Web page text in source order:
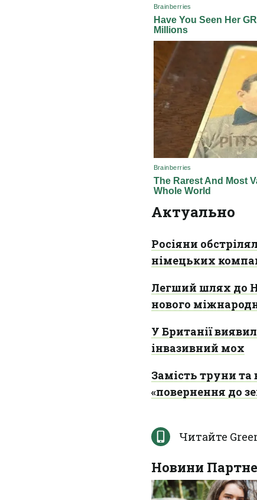
Актуально
Росіяни
німецьких
Легший шлях до
нового
У Британії
інвазивний мох
Замість труни та
«повернення до
Читайте